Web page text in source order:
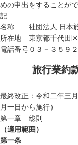
めの申出をすることがで
記
名称
社団法人 日本
所在地
東京都千代田
電話番号０３－３５９
旅行業約
最終改正：令和二年三
月一日から施行）
第一章 総則
（適用範囲）
第一条